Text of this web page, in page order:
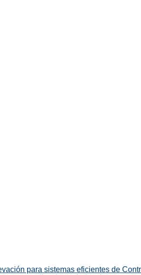
para sistemas eficientes de